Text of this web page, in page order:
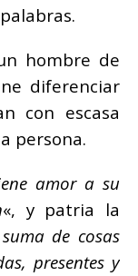
hombre de
diferenciar
con escasa
persona.
amor a su
«, y patria la
de cosas
presentes y